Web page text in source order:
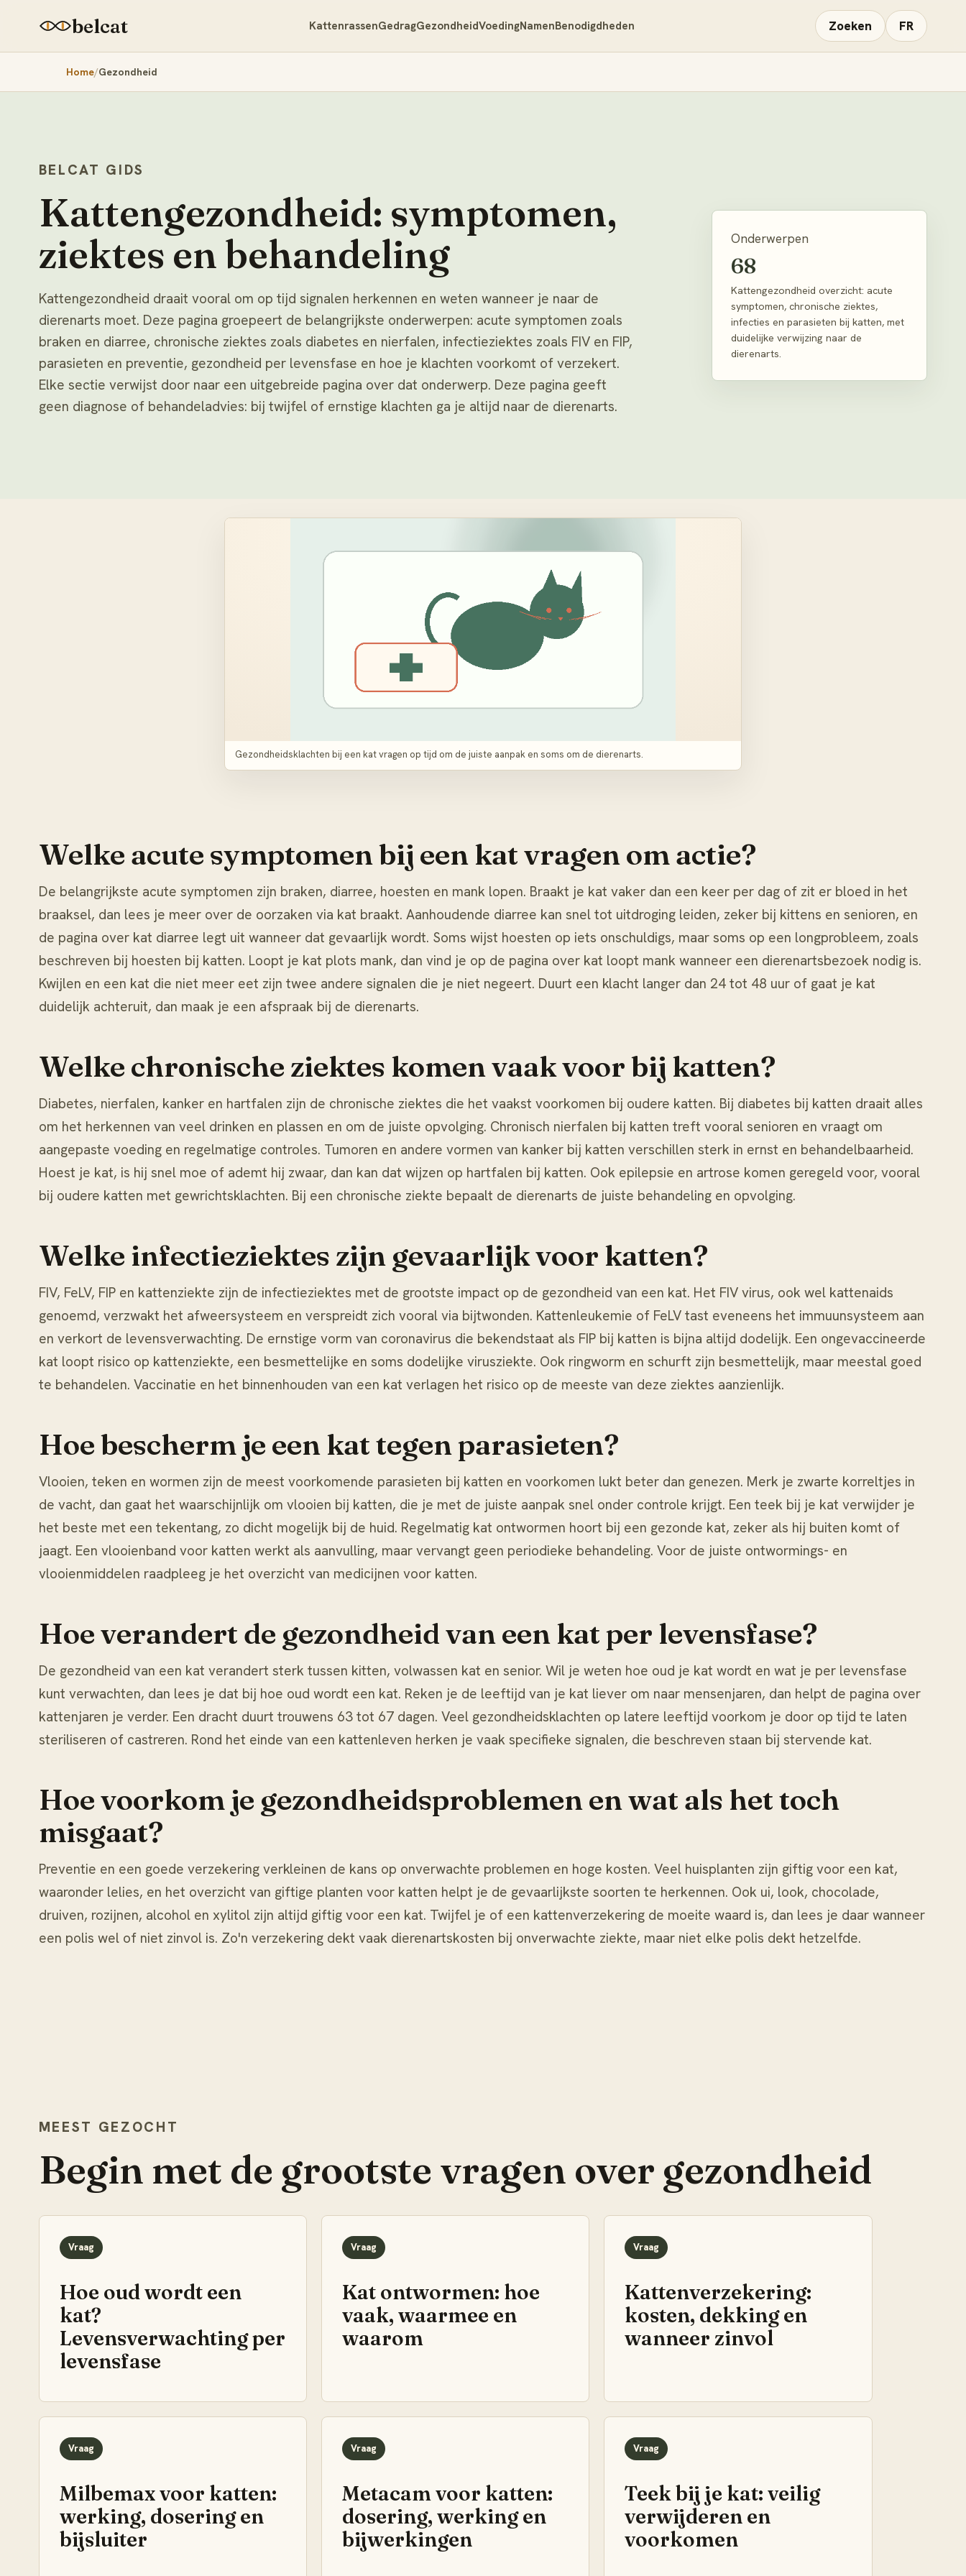
belcat KattenrassenGedragGezondheidVoedingNamenBenodigdheden Zoeken FR
Home Gezondheid
BELCAT GIDS
Kattengezondheid: symptomen,
ziektes en behandeling
Kattengezondheid draait vooral om op tijd signalen herkennen en weten wanneer je naar de
dierenarts moet. Deze pagina groepeert de belangrijkste onderwerpen: acute symptomen zoals
braken en diarree, chronische ziektes zoals diabetes en nierfalen, infectieziektes zoals FIV en FIP,
parasieten en preventie, gezondheid per levensfase en hoe je klachten voorkomt of verzekert.
Elke sectie verwijst door naar een uitgebreide pagina over dat onderwerp. Deze pagina geeft
geen diagnose of behandeladvies: bij twijfel of ernstige klachten ga je altijd naar de dierenarts.
Onderwerpen
68
Kattengezondheid overzicht: acute
symptomen, chronische ziektes,
infecties en parasieten bij katten, met
duidelijke verwijzing naar de
dierenarts.
Gezondheidsklachten bij een kat vragen op tijd om de juiste aanpak en soms om de dierenarts.
Welke acute symptomen bij een kat vragen om actie?
De belangrijkste acute symptomen zijn braken, diarree, hoesten en mank lopen. Braakt je kat vaker dan een keer per dag of zit er bloed in het
braaksel, dan lees je meer over de oorzaken via kat braakt. Aanhoudende diarree kan snel tot uitdroging leiden, zeker bij kittens en senioren, en
de pagina over kat diarree legt uit wanneer dat gevaarlijk wordt. Soms wijst hoesten op iets onschuldigs, maar soms op een longprobleem, zoals
beschreven bij hoesten bij katten. Loopt je kat plots mank, dan vind je op de pagina over kat loopt mankwanneer een dierenartsbezoek nodig is.
Kwijlen en een kat die niet meer eet zijn twee andere signalen die je niet negeert. Duurt een klacht langer dan 24 tot 48 uur of gaat je kat
duidelijk achteruit, dan maak je een afspraak bij de dierenarts.
Welke chronische ziektes komen vaak voor bij katten?
Diabetes, nierfalen, kanker en hartfalen zijn de chronische ziektes die het vaakst voorkomen bij oudere katten. Bij diabetes bij katten draait alles
om het herkennen van veel drinken en plassen en om de juiste opvolging. Chronisch nierfalen bij katten treft vooral senioren en vraagt om
aangepaste voeding en regelmatige controles. Tumoren en andere vormen van kanker bij katten verschillen sterk in ernst en behandelbaarheid.
Hoest je kat, is hij snel moe of ademt hij zwaar, dan kan dat wijzen op hartfalen bij katten. Ook epilepsie en artrose komen geregeld voor, vooral
bij oudere katten met gewrichtsklachten. Bij een chronische ziekte bepaalt de dierenarts de juiste behandeling en opvolging.
Welke infectieziektes zijn gevaarlijk voor katten?
FIV, FeLV, FIP en kattenziekte zijn de infectieziektes met de grootste impact op de gezondheid van een kat. Het FIVvirus, ook wel kattenaids
genoemd, verzwakt het afweersysteem en verspreidt zich vooral via bijtwonden. Kattenleukemie of FeLVtast eveneens het immuunsysteem aan
en verkort de levensverwachting. De ernstige vorm van coronavirus die bekendstaat als FIP bij katten is bijna altijd dodelijk. Een ongevaccineerde
kat loopt risico op kattenziekte, een besmettelijke en soms dodelijke virusziekte. Ook ringworm en schurft zijn besmettelijk, maar meestal goed
te behandelen. Vaccinatie en het binnenhouden van een kat verlagen het risico op de meeste van deze ziektes aanzienlijk.
Hoe bescherm je een kat tegen parasieten?
Vlooien, teken en wormen zijn de meest voorkomende parasieten bij katten en voorkomen lukt beter dan genezen. Merk je zwarte korreltjes in
de vacht, dan gaat het waarschijnlijk om vlooien bij katten, die je met de juiste aanpak snel onder controle krijgt. Een teek bij je kat verwijder je
het beste met een tekentang, zo dicht mogelijk bij de huid. Regelmatig kat ontwormen hoort bij een gezonde kat, zeker als hij buiten komt of
jaagt. Een vlooienband voor katten werkt als aanvulling, maar vervangt geen periodieke behandeling. Voor de juiste ontwormings- en
vlooienmiddelen raadpleeg je het overzicht van medicijnen voor katten.
Hoe verandert de gezondheid van een kat per levensfase?
De gezondheid van een kat verandert sterk tussen kitten, volwassen kat en senior. Wil je weten hoe oud je kat wordt en wat je per levensfase
kunt verwachten, dan lees je dat bij hoe oud wordt een kat. Reken je de leeftijd van je kat liever om naar mensenjaren, dan helpt de pagina over
kattenjaren je verder. Een dracht duurt trouwens 63 tot 67 dagen. Veel gezondheidsklachten op latere leeftijd voorkom je door op tijd te laten
steriliseren of castreren. Rond het einde van een kattenleven herken je vaak specifieke signalen, die beschreven staan bij stervende kat.
Hoe voorkom je gezondheidsproblemen en wat als het toch
misgaat?
Preventie en een goede verzekering verkleinen de kans op onverwachte problemen en hoge kosten. Veel huisplanten zijn giftig voor een kat,
waaronder lelies, en het overzicht van giftige planten voor katten helpt je de gevaarlijkste soorten te herkennen. Ook ui, look, chocolade,
druiven, rozijnen, alcohol en xylitol zijn altijd giftig voor een kat. Twijfel je of een kattenverzekeringde moeite waard is, dan lees je daar wanneer
een polis wel of niet zinvol is. Zo'n verzekering dekt vaak dierenartskosten bij onverwachte ziekte, maar niet elke polis dekt hetzelfde.
MEEST GEZOCHT
Begin met de grootste vragen over gezondheid
Vraag
Hoe oud wordt een
kat?
Levensverwachting per
levensfase
Vraag
Kat ontwormen: hoe
vaak, waarmee en
waarom
Vraag
Kattenverzekering:
kosten, dekking en
wanneer zinvol
Vraag
Milbemax voor katten:
werking, dosering en
bijsluiter
Vraag
Metacam voor katten:
dosering, werking en
bijwerkingen
Vraag
Teek bij je kat: veilig
verwijderen en
voorkomen